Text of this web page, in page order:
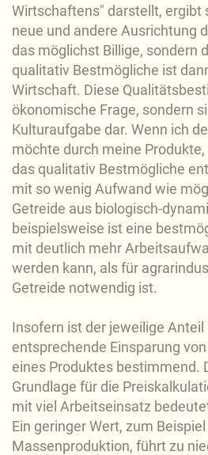
Wirtschaftens" darstellt, ergibt
neue und andere Ausrichtung
das möglichst Billige, sondern
qualitativ Bestmögliche ist
Wirtschaft. Diese
ökonomische Frage, sondern
Kulturaufgabe dar. Wenn ich
möchte durch meine
das qualitativ Bestmögliche
mit so wenig Aufwand wie
Getreide aus biologisch-
beispielsweise ist eine
mit deutlich mehr
werden kann, als für
Getreide notwendig ist.
Insofern ist der jeweilige Anteil
entsprechende Einsparung
eines Produktes bestimmend.
Grundlage für die
mit viel Arbeitseinsatz
Ein geringer Wert, zum
Massenproduktion, führt zu